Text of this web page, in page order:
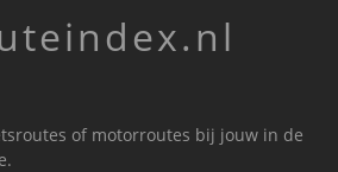
of motorroutes bij jouw in de